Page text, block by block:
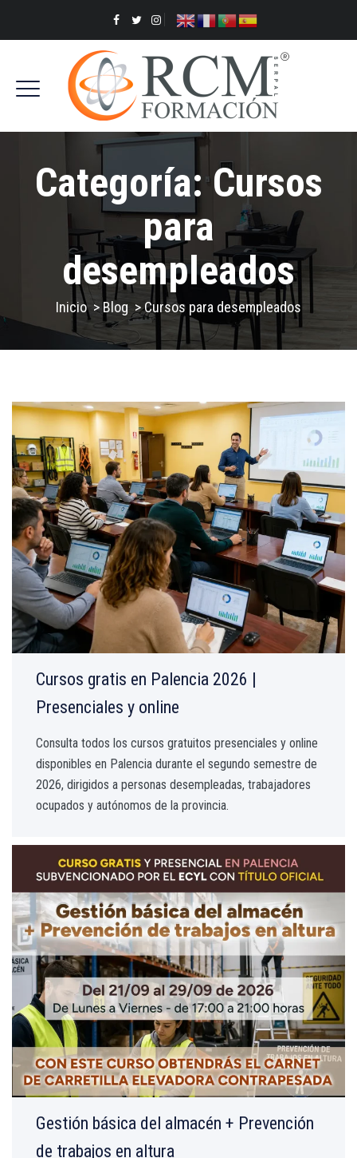
Categoría:Cursos
para
desempleados
Inicio> Blog>Cursos para desempleados
Cursos gratis en Palencia 2026 |
Presenciales y online
Consulta todos los cursos gratuitos presenciales y online
disponibles en Palencia durante el segundo semestre de
2026, dirigidos a personas desempleadas, trabajadores
ocupados y autónomos de la provincia.
Gestión básica del almacén + Prevención
de trabajos en altura